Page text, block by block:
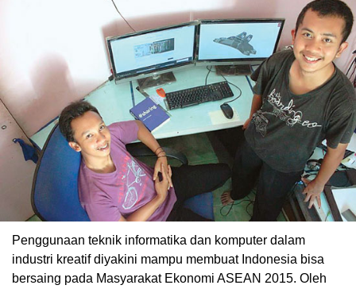
Penggunaan teknik informatika dan komputer dalam
industri kreatif diyakini mampu membuat Indonesia bisa
bersaing pada Masyarakat Ekonomi ASEAN 2015. Oleh